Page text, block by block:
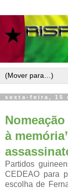
sexta-feira, 15
à
Partidos
CEDEAO para
escolha de